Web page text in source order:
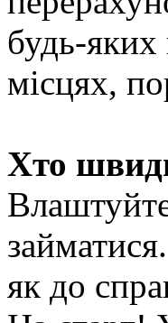
будь-
місцях,
Хто
як до